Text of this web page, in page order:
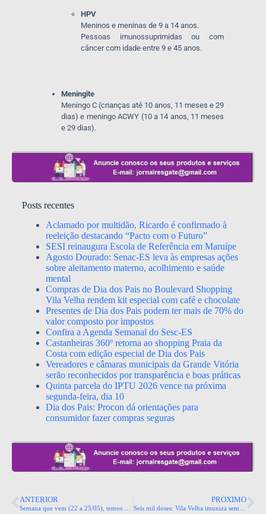
HPV
Meninos e meninas de 9 a 14 anos.
Pessoas imunossuprimidas ou com
câncer com idade entre 9 e 45 anos.
Meningite
Meningo C (crianças até 10 anos, 11 meses e 29
dias) e meningo ACWY (10 a 14 anos, 11 meses
e 29 dias).
Posts recentes
Aclamado por multidão, Ricardo é confirmado à
reeleição destacando “Pacto com o Futuro”
SESI reinaugura Escola de Referência em Maruípe
Agosto Dourado: Senac-ES leva às empresas ações
sobre aleitamento materno, acolhimento e saúde
mental
Compras de Dia dos Pais no Boulevard Shopping
Vila Velha rendem kit especial com café e chocolate
Presentes de Dia dos Pais podem ter mais de 70% do
valor composto por impostos
Confira a Agenda Semanal do Sesc-ES
Castanheiras 360º retorna ao shopping Praia da
Costa com edição especial de Dia dos Pais
Vereadores e câmaras municipais da Grande Vitória
serão reconhecidos por transparência e boas práticas
Quinta parcela do IPTU 2026 vence na próxima
segunda-feira, dia 10
Dia dos Pais: Procon dá orientações para
consumidor fazer compras seguras
ANTERIOR PRÓXIMO